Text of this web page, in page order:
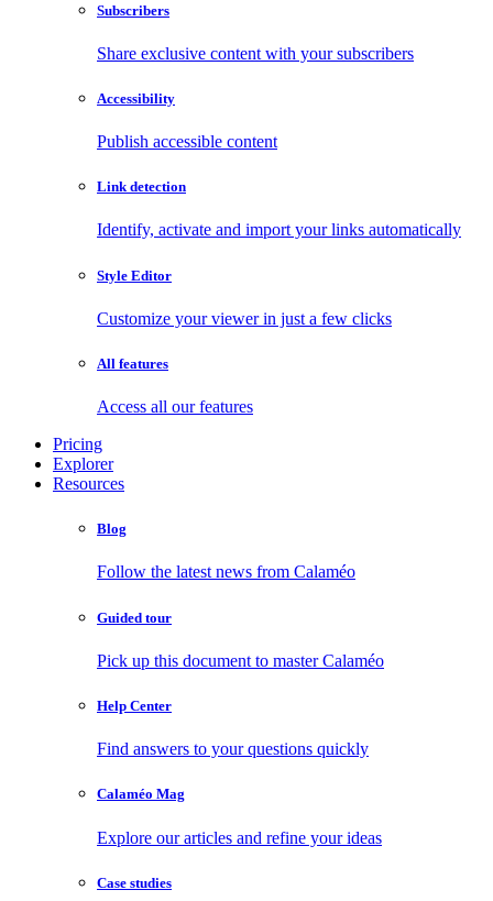
Subscribers
Share exclusive content with your subscribers
Accessibility
Publish accessible content
Link detection
Identify, activate and import your links automatically
Style Editor
Customize your viewer in just a few clicks
All features
Access all our features
Pricing
Explorer
Resources
Blog
Follow the latest news from Calaméo
Guided tour
Pick up this document to master Calaméo
Help Center
Find answers to your questions quickly
Calaméo Mag
Explore our articles and refine your ideas
Case studies